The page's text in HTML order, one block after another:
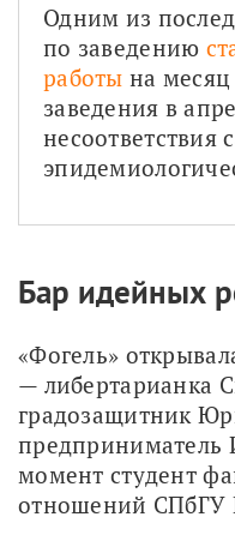
Одним из
по заведению
работы на месяц
заведения в
несоответствия
Бар идейных
«Фогель»
— либертарианка
градозащитник
предприниматель
момент студент